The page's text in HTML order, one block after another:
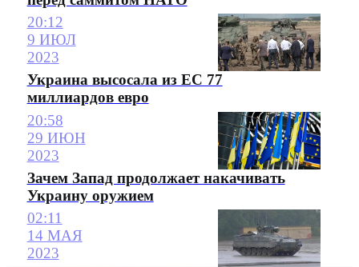
20:12
9 ИЮЛ
2023
Украина высосала из ЕС 77
миллиардов евро
20:58
29 ИЮН
2023
Зачем Запад продолжает накачивать
Украину оружием
02:11
14 МАЯ
2023